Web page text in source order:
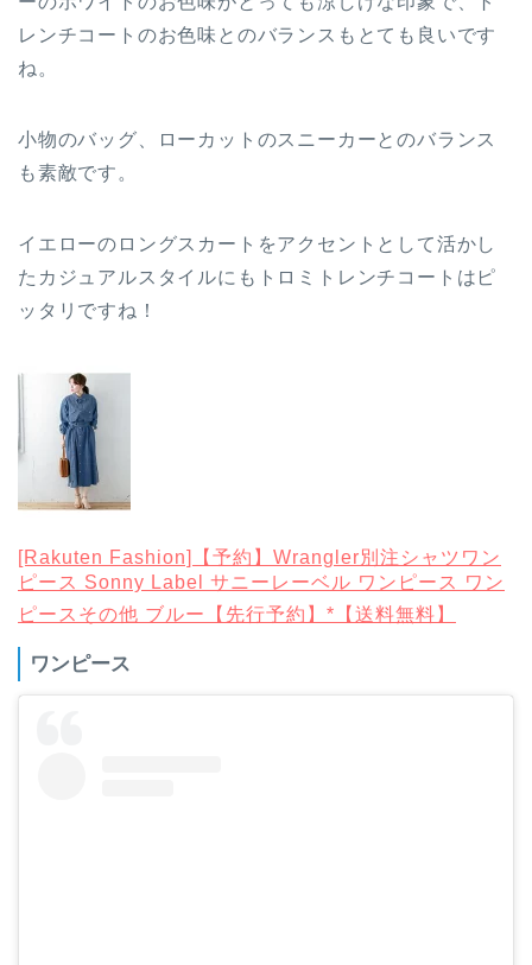
レンチコートのお色味とのバランスもとても良いです
ね。
小物のバッグ、ローカットのスニーカーとのバランス
も素敵です。
イエローのロングスカートをアクセントとして活かし
たカジュアルスタイルにもトロミトレンチコートはピ
ッタリですね！
[Rakuten Fashion]【予約】Wrangler別注シャツワン
ピース Sonny Label サニーレーベル ワンピース ワン
ピースその他 ブルー【先行予約】*【送料無料】
ワンピース